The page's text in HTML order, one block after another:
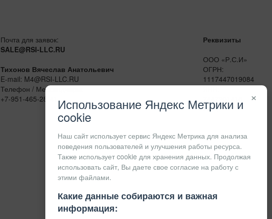
Почта для заявок:
SALE@RSI-LLC.RU
Тихонов Вячеслав Анатольевич
E-mail: M4@RSI-LLC.RU
Телефон / Мессенджеры:
+7-951-465-28-41
Реквизиты
ООО «Р.С.И»
ОГРН:
1117447019084
ИНН:
КПП:
×
Использование Яндекс Метрики и
cookie
Наш сайт использует сервис Яндекс Метрика для анализа
поведения пользователей и улучшения работы ресурса.
Также использует cookie для хранения данных. Продолжая
использовать сайт, Вы даете свое согласие на работу с
этими файлами.
Какие данные собираются и важная
информация: